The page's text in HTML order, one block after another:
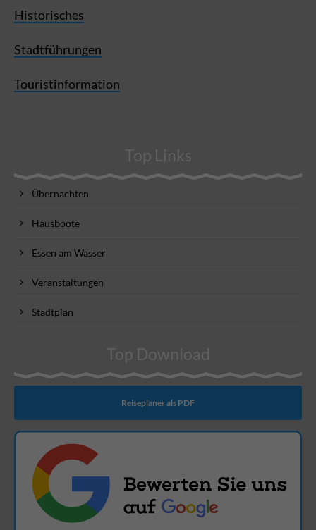
Historisches
Stadtführungen
Touristinformation
Top Links
Übernachten
Hausboote
Essen am Wasser
Veranstaltungen
Stadtplan
Top Download
Reiseplaner als PDF